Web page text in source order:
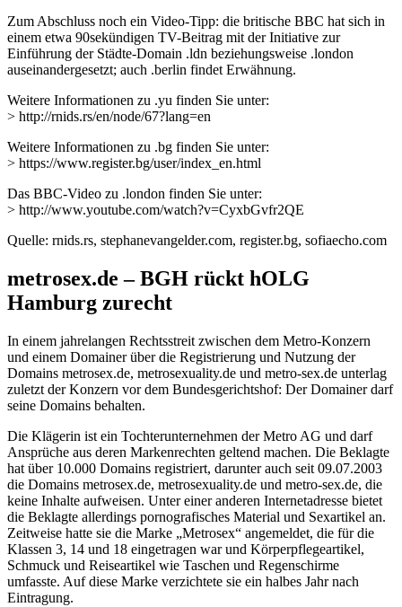
Zum Abschluss noch ein Video-Tipp: die britische BBC hat sich in
einem etwa 90sekündigen TV-Beitrag mit der Initiative zur
Einführung der Städte-Domain .ldn beziehungsweise .london
auseinandergesetzt; auch .berlin findet Erwähnung.
Weitere Informationen zu .yu finden Sie unter:
> http://rnids.rs/en/node/67?lang=en
Weitere Informationen zu .bg finden Sie unter:
> https://www.register.bg/user/index_en.html
Das BBC-Video zu .london finden Sie unter:
> http://www.youtube.com/watch?v=CyxbGvfr2QE
Quelle: rnids.rs, stephanevangelder.com, register.bg, sofiaecho.com
metrosex.de – BGH rückt hOLG
Hamburg zurecht
In einem jahrelangen Rechtsstreit zwischen dem Metro-Konzern
und einem Domainer über die Registrierung und Nutzung der
Domains metrosex.de, metrosexuality.de und metro-sex.de unterlag
zuletzt der Konzern vor dem Bundesgerichtshof: Der Domainer darf
seine Domains behalten.
Die Klägerin ist ein Tochterunternehmen der Metro AG und darf
Ansprüche aus deren Markenrechten geltend machen. Die Beklagte
hat über 10.000 Domains registriert, darunter auch seit 09.07.2003
die Domains metrosex.de, metrosexuality.de und metro-sex.de, die
keine Inhalte aufweisen. Unter einer anderen Internetadresse bietet
die Beklagte allerdings pornografisches Material und Sexartikel an.
Zeitweise hatte sie die Marke „Metrosex“ angemeldet, die für die
Klassen 3, 14 und 18 eingetragen war und Körperpflegeartikel,
Schmuck und Reiseartikel wie Taschen und Regenschirme
umfasste. Auf diese Marke verzichtete sie ein halbes Jahr nach
Eintragung.